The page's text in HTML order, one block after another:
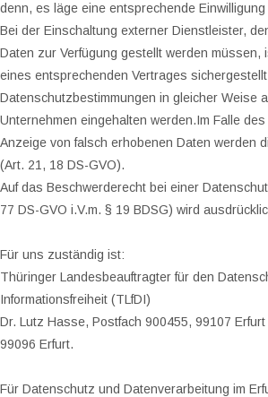
denn, es läge eine entsprechende Einwilligung
Bei der Einschaltung externer Dienstleister,
Daten zur Verfügung gestellt werden müssen,
eines entsprechenden Vertrages
Datenschutzbestimmungen in gleicher Weise
Unternehmen eingehalten werden.Im Falle
Anzeige von falsch erhobenen Daten werden
(Art. 21, 18 DS-GVO).
Auf das Beschwerderecht bei einer
77 DS-GVO i.V.m. § 19 BDSG) wird
Für uns zuständig ist:
Thüringer Landesbeauftragter für den
Informationsfreiheit (TLfDI)
Dr. Lutz Hasse, Postfach 900455, 99107
99096 Erfurt.
Für Datenschutz und Datenverarbeitung im